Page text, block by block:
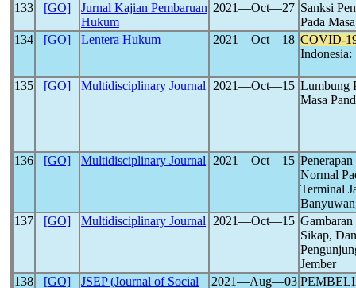
133
[GO]
Jurnal Kajian Pembaruan
Hukum
2021―Oct―27 Sanksi
Pada
134
[GO] Lentera Hukum 2021―Oct―18 COVID-
Indonesia:
135 [GO] Multidisciplinary Journal 2021―Oct―15 Lumbung
Masa
136 [GO] Multidisciplinary Journal 2021―Oct―15
Normal
Terminal
137
[GO] Multidisciplinary Journal 2021―Oct―15
Sikap,
Jember
138
[GO]
JSEP (Journal of Social
2021―Aug―03